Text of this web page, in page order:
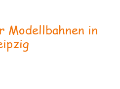
Modellbahnen in